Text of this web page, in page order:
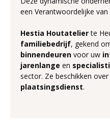
een Verantwoordelijke
Hestia Houtatelierte
familiebedrijf, gekend
binnendeuren voor uw
jarenlange en
sector. Ze beschikken over
plaatsingsdienst.